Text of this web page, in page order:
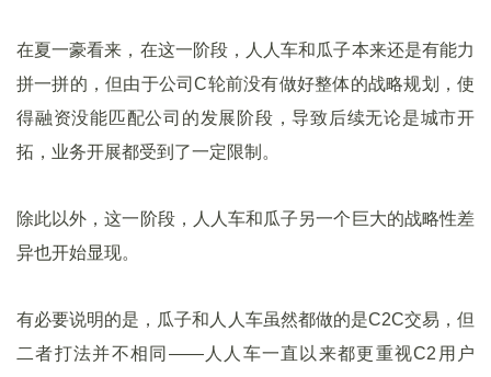
在夏一豪看来，在这一阶段，人人车和瓜子本来还是有能力
拼一拼的，但由于公司C轮前没有做好整体的战略规划，使
得融资没能匹配公司的发展阶段，导致后续无论是城市开
拓，业务开展都受到了一定限制。
除此以外，这一阶段，人人车和瓜子另一个巨大的战略性差
异也开始显现。
有必要说明的是，瓜子和人人车虽然都做的是C2C交易，但
二者打法并不相同——人人车一直以来都更重视C2用户